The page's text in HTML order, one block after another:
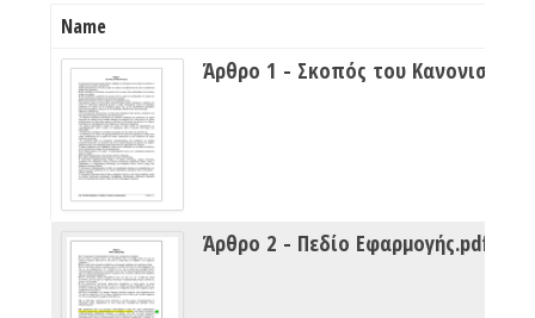
Name
Άρθρο 1 - Σκοπός του
Άρθρο 2 - Πεδίο Εφαρμογής.pdf